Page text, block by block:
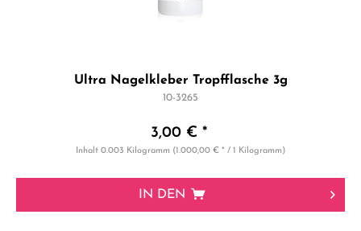
Ultra Nagelkleber Tropfflasche 3g
10-3265
3,00 € *
Inhalt0.003 Kilogramm (1.000,00 € * / 1 Kilogramm)
IN DEN